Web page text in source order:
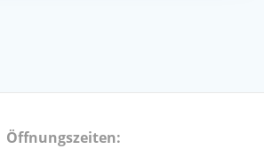
Öffnungszeiten: